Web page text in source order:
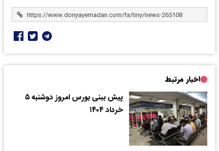
اخبار مرتبط
​پیش ببنی بورس امروز دوشنبه ۵
خرداد ۱۴۰۴